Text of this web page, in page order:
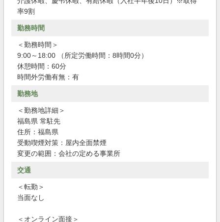
率9割
勤務時間
＜勤務時間＞
9:00～18:00 （所定労働時間：8時間0分）
休憩時間：60分
時間外労働有無：有
勤務地
＜勤務地詳細＞
福島県 常駐先
住所：福島県
受動喫煙対策：屋内全面禁煙
変更の範囲：会社の定める事業所
交通
＜転勤＞
当面なし
＜オンライン面接＞